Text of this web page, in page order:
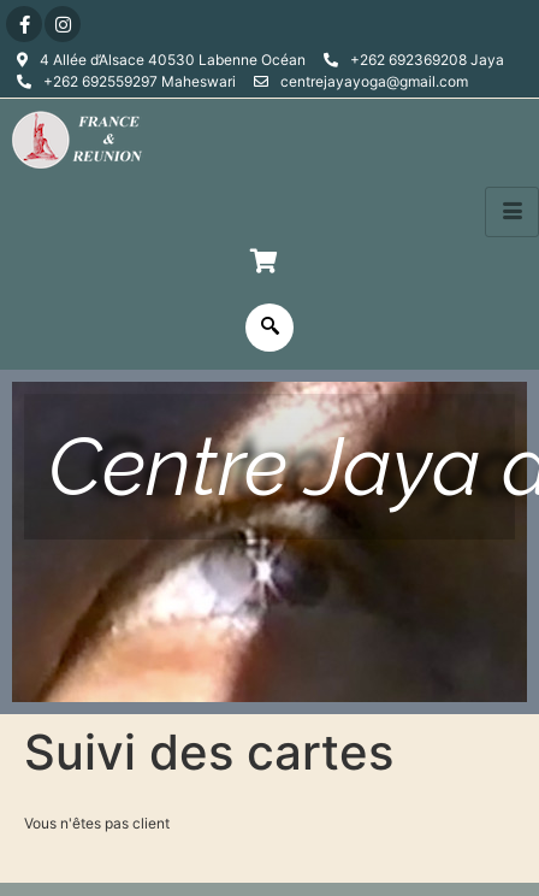
4 Allée d’Alsace 40530 Labenne Océan
+262 692369208 Jaya
+262 692559297 Maheswari
centrejayayoga@gmail.com
Centre Jaya
Suivi des cartes
Vous n'êtes pas client